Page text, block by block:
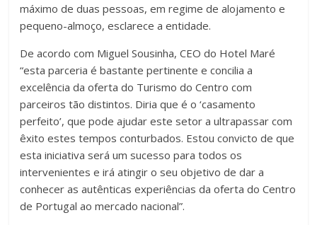
máximo de duas pessoas, em regime de alojamento e
pequeno-almoço, esclarece a entidade.
De acordo com Miguel Sousinha, CEO do Hotel Maré
“esta parceria é bastante pertinente e concilia a
excelência da oferta do Turismo do Centro com
parceiros tão distintos. Diria que é o ‘casamento
perfeito’, que pode ajudar este setor a ultrapassar com
êxito estes tempos conturbados. Estou convicto de que
esta iniciativa será um sucesso para todos os
intervenientes e irá atingir o seu objetivo de dar a
conhecer as autênticas experiências da oferta do Centro
de Portugal ao mercado nacional”.